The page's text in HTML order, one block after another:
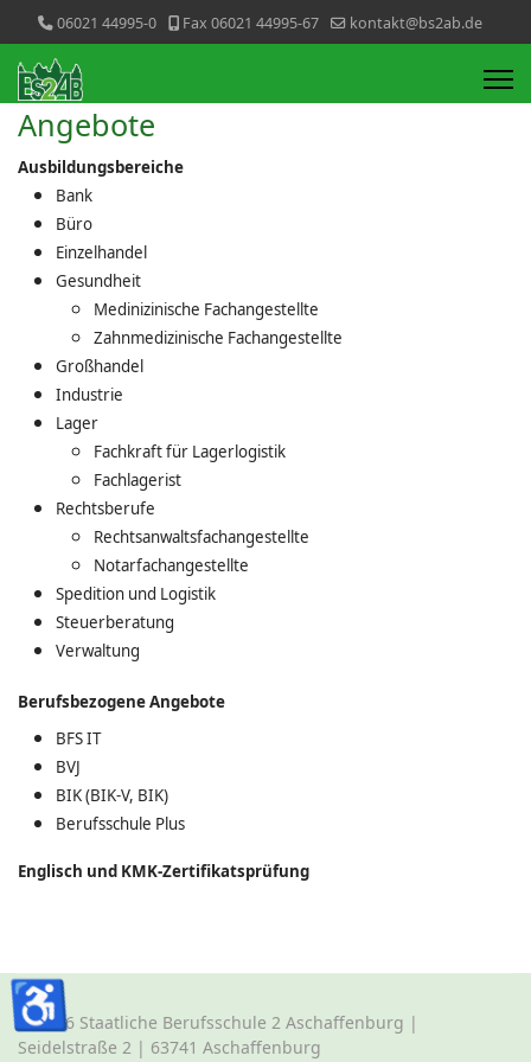
06021 44995-0 Fax 06021 44995-67 kontakt@bs2ab.de
Angebote
Ausbildungsbereiche
Bank
Büro
Einzelhandel
Gesundheit
Medinizinische Fachangestellte
Zahnmedizinische Fachangestellte
Großhandel
Industrie
Lager
Fachkraft für Lagerlogistik
Fachlagerist
Rechtsberufe
Rechtsanwaltsfachangestellte
Notarfachangestellte
Spedition und Logistik
Steuerberatung
Verwaltung
Berufsbezogene Angebote
BFS IT
BVJ
BIK (BIK-V, BIK)
Berufsschule Plus
Englisch und KMK-Zertifikatsprüfung
© 2026 Staatliche Berufsschule 2 Aschaffenburg |
Seidelstraße 2 | 63741 Aschaffenburg